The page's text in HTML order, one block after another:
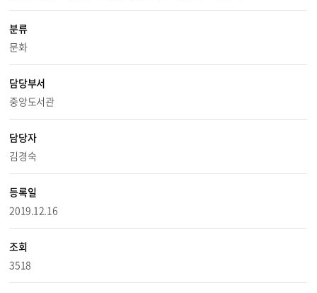
분류
문화
담당부서
중앙도서관
담당자
김경숙
등록일
2019.12.16
조회
3518